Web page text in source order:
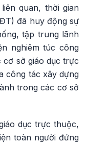
quan, thời gian
đã huy động sự
tập trung lãnh
nghiêm túc công
cơ sở giáo dục trực
công tác xây dựng
trong các cơ sở
dục trực thuộc,
toàn người đứng